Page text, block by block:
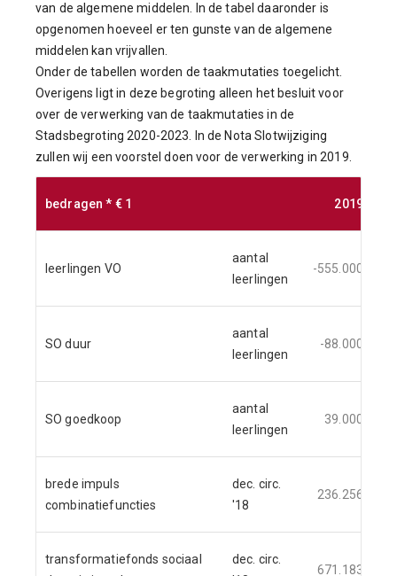
van de algemene middelen. In de tabel daaronder is
opgenomen hoeveel er ten gunste van de algemene
middelen kan vrijvallen.
Onder de tabellen worden de taakmutaties toegelicht.
Overigens ligt in deze begroting alleen het besluit voor
over de verwerking van de taakmutaties in de
Stadsbegroting 2020-2023. In de Nota Slotwijziging
zullen wij een voorstel doen voor de verwerking in 2019.
bedragen * € 1 2019
leerlingen VO
aantal
leerlingen
-555.000
SO duur
aantal
leerlingen
-88.000
SO goedkoop
aantal
leerlingen
39.000
brede impuls
combinatiefuncties
dec. circ.
'18
236.256
transformatiefonds sociaal
dec. circ.
671.183